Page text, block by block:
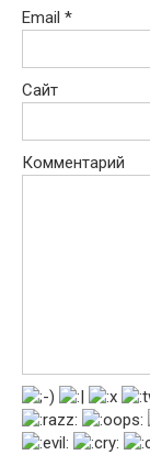
Email *
Сайт
Комментарий